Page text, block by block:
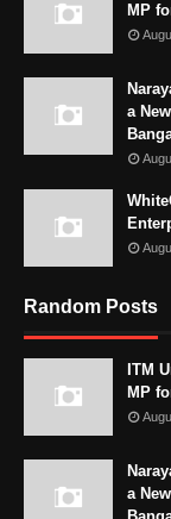
MP
a
Random Posts
ITM
MP
a